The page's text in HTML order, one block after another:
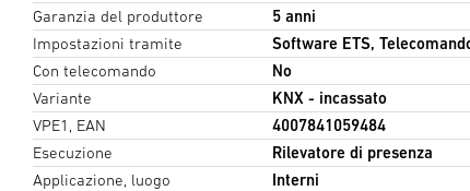
Garanzia del produttore
5 anni
Impostazioni tramite
Software ETS,
Con telecomando
No
Variante
KNX - incassato
VPE1, EAN
4007841059484
Esecuzione
Rilevatore di presenza
Applicazione, luogo
Interni